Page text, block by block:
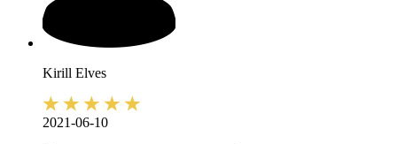
Kirill Elves
2021-06-10